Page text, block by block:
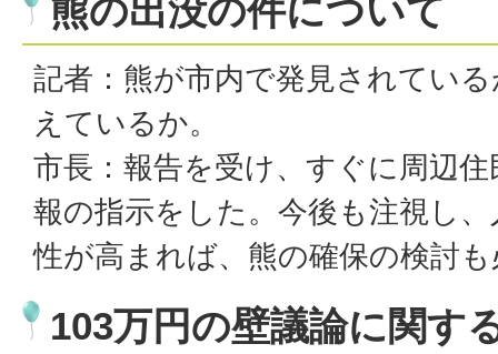
熊の出没の件について
記者：熊が市内で発見されてい
えているか。
市長：報告を受け、すぐに周辺
報の指示をした。今後も注視し
性が高まれば、熊の確保の検討
103万円の壁議論に関す